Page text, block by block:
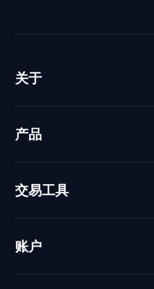
关于
产品
交易工具
账户